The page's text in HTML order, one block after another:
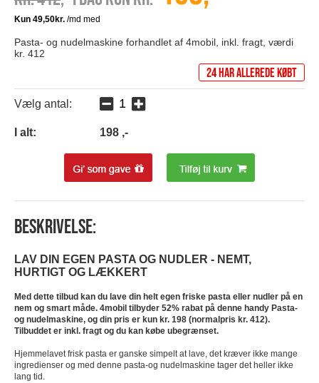
Pasta- og nudelmaskine forhandlet af 4mobil, inkl. fragt, værdi
kr. 412
24 har allerede købt
Vælg antal:
I alt: 198 ,-
Beskrivelse:
LAV DIN EGEN PASTA OG NUDLER - NEMT,
HURTIGT OG LÆKKERT
Med dette tilbud kan du lave din helt egen friske pasta eller nudler på en
nem og smart måde. 4mobil tilbyder 52% rabat på denne handy Pasta-
og nudelmaskine, og din pris er kun kr. 198 (normalpris kr. 412).
Tilbuddet er inkl. fragt og du kan købe ubegrænset.
Hjemmelavet frisk pasta er ganske simpelt at lave, det kræver ikke mange
ingredienser og med denne pasta-og nudelmaskine tager det heller ikke
lang tid.